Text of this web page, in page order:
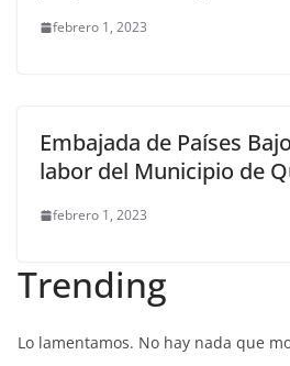
febrero 1, 2023
Embajada de Países
labor del Municipio de
febrero 1, 2023
Trending
Lo lamentamos. No hay nada que